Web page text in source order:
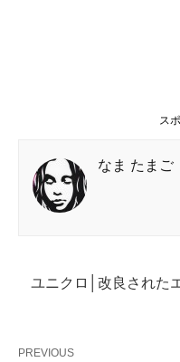
ス
なま たまご
ユニクロ│改良された
PREVIOUS